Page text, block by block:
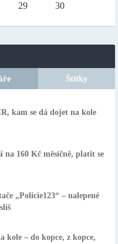
29 30
Štítky
kam se dá dojet na kole
na 160 Kč měsíčně, platit se
„Policie123“ – nalepené
kole – do kopce, z kopce,